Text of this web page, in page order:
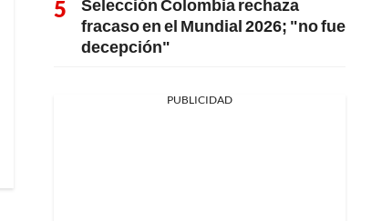
Selección Colombia rechaza
fracaso en el Mundial 2026; "no fue
decepción"
PUBLICIDAD